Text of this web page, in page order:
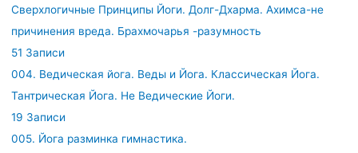
Сверхлогичные Принципы Йоги. Долг-Дхарма. Ахимса-не
причинения вреда. Брахмочарья -разумность
51 Записи
004. Ведическая йога. Веды и Йога. Классическая Йога.
Тантрическая Йога. Не Ведические Йоги.
19 Записи
005. Йога разминка гимнастика.